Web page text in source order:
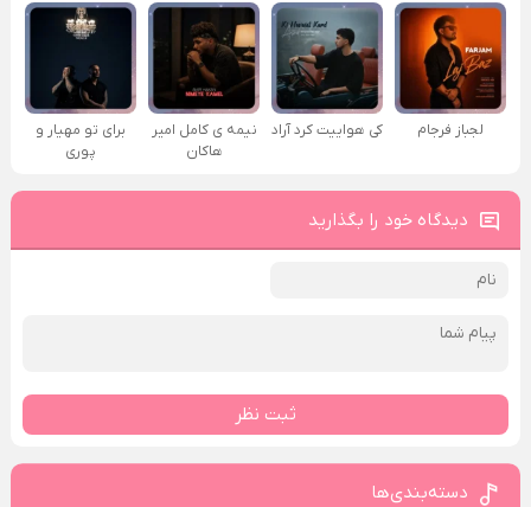
لجباز فرجام کی هواییت کرد آراد
نیمه ی کامل امیر
هاکان
برای تو مهیار و
پوری
دیدگاه خود را بگذارید
ثبت نظر
دسته‌بندی‌ها